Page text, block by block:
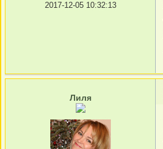
2017-12-05 10:32:13
Лиля